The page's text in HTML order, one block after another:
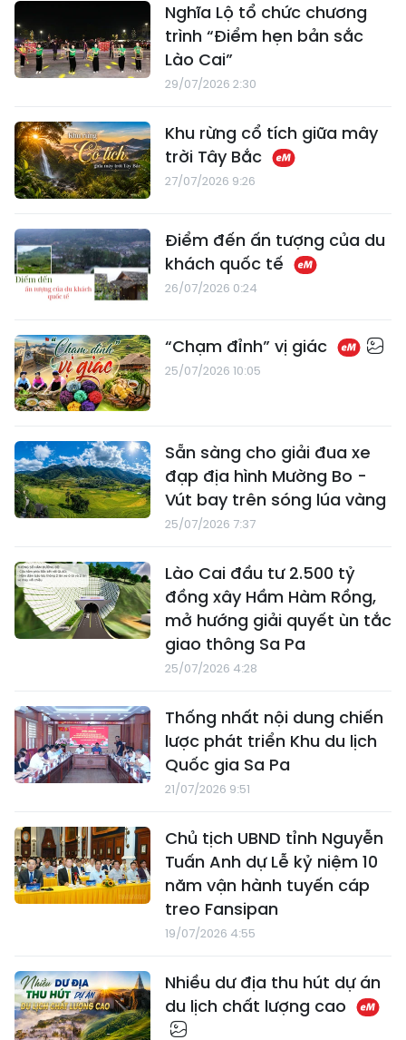
Nghĩa Lộ tổ chức chương
trình “Điểm hẹn bản sắc
Lào Cai”
29/07/2026 2:30
Khu rừng cổ tích giữa mây
trời Tây Bắc
27/07/2026 9:26
Điểm đến ấn tượng của du
khách quốc tế
26/07/2026 0:24
“Chạm đỉnh” vị giác
25/07/2026 10:05
Sẵn sàng cho giải đua xe
đạp địa hình Mường Bo -
Vút bay trên sóng lúa vàng
25/07/2026 7:37
Lào Cai đầu tư 2.500 tỷ
đồng xây Hầm Hàm Rồng,
mở hướng giải quyết ùn tắc
giao thông Sa Pa
25/07/2026 4:28
Thống nhất nội dung chiến
lược phát triển Khu du lịch
Quốc gia Sa Pa
21/07/2026 9:51
Chủ tịch UBND tỉnh Nguyễn
Tuấn Anh dự Lễ kỷ niệm 10
năm vận hành tuyến cáp
treo Fansipan
19/07/2026 4:55
Nhiều dư địa thu hút dự án
du lịch chất lượng cao